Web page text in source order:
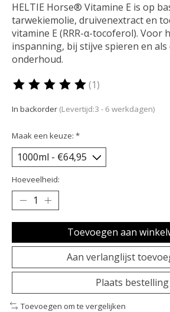
HELTIE Horse® Vitamine E is op
tarwekiemolie, druivenextract en
vitamine E (RRR-α-tocoferol). Voor
inspanning, bij stijve spieren en als
onderhoud.
De beoordeling van dit product is
(1)
In backorder (Levertijd:3 - 6 werkdagen)
Maak een keuze: *
Hoeveelheid:
Toevoegen aan
Aan verlanglijst
Plaats bestelling
Toevoegen om te vergelijken